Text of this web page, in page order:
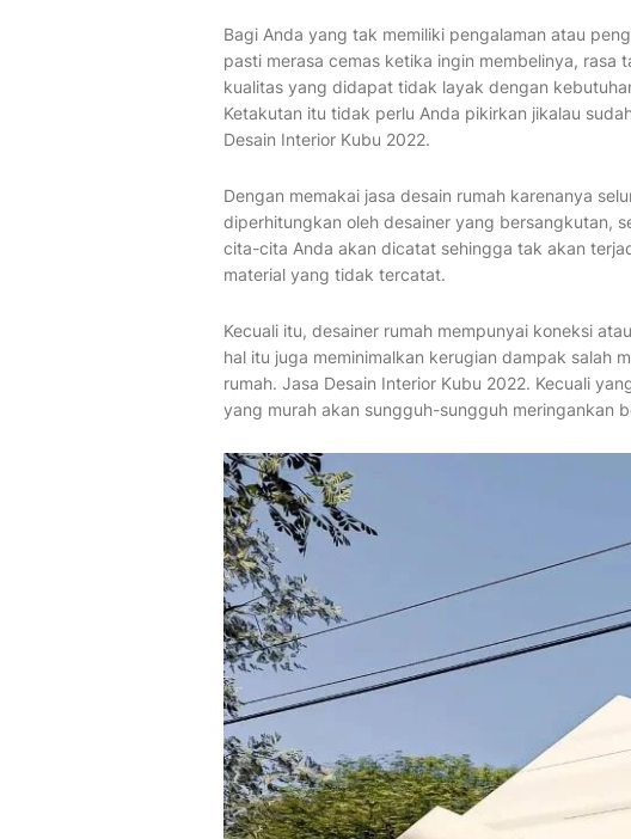
Bagi Anda yang tak memiliki pengalaman atau
pasti merasa cemas ketika ingin membelinya,
kualitas yang didapat tidak layak dengan
Ketakutan itu tidak perlu Anda pikirkan jikalau
Desain Interior Kubu 2022.
Dengan memakai jasa desain rumah karenanya
diperhitungkan oleh desainer yang bersangkutan,
cita-cita Anda akan dicatat sehingga tak akan
material yang tidak tercatat.
Kecuali itu, desainer rumah mempunyai koneksi
hal itu juga meminimalkan kerugian dampak salah
rumah. Jasa Desain Interior Kubu 2022. Kecuali
yang murah akan sungguh-sungguh meringankan